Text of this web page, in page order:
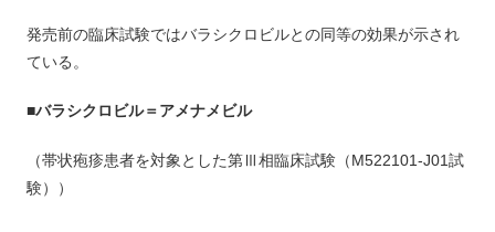
発売前の臨床試験ではバラシクロビルとの同等の効果が示され
ている。
■バラシクロビル＝アメナメビル
（帯状疱疹患者を対象とした第Ⅲ相臨床試験（M522101-J01試
験））